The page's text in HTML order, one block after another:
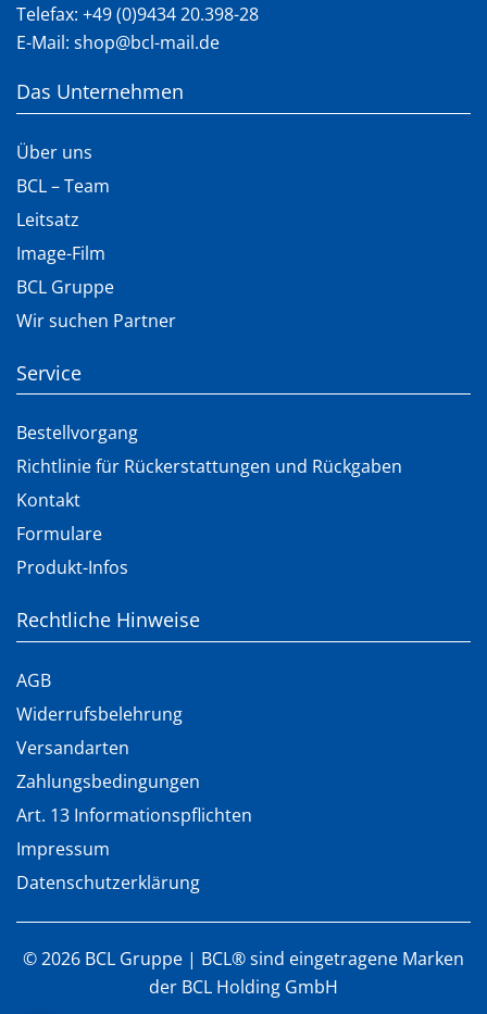
Telefax: +49 (0)9434 20.398-28
E-Mail: shop@bcl-mail.de
Das Unternehmen
Über uns
BCL – Team
Leitsatz
Image-Film
BCL Gruppe
Wir suchen Partner
Service
Bestellvorgang
Richtlinie für Rückerstattungen und Rückgaben
Kontakt
Formulare
Produkt-Infos
Rechtliche Hinweise
AGB
Widerrufsbelehrung
Versandarten
Zahlungsbedingungen
Art. 13 Informationspflichten
Impressum
Datenschutzerklärung
©2026 BCL Gruppe | BCL® sind eingetragene Marken
der BCL Holding GmbH